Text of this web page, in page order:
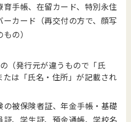
手帳、在留カード、特別永住
カード（再交付の方で、顔写
の）
（発行元が違うもので「氏
たは「氏名・住所」が記載され
被保険者証、年金手帳・基礎
、学生証、預金通帳、学校名